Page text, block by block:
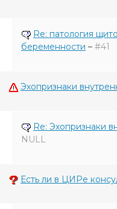
Re: патология
беременности – #41
Эхопризнаки
Re: Эхопризнаки
NULL
Есть ли в ЦИРе